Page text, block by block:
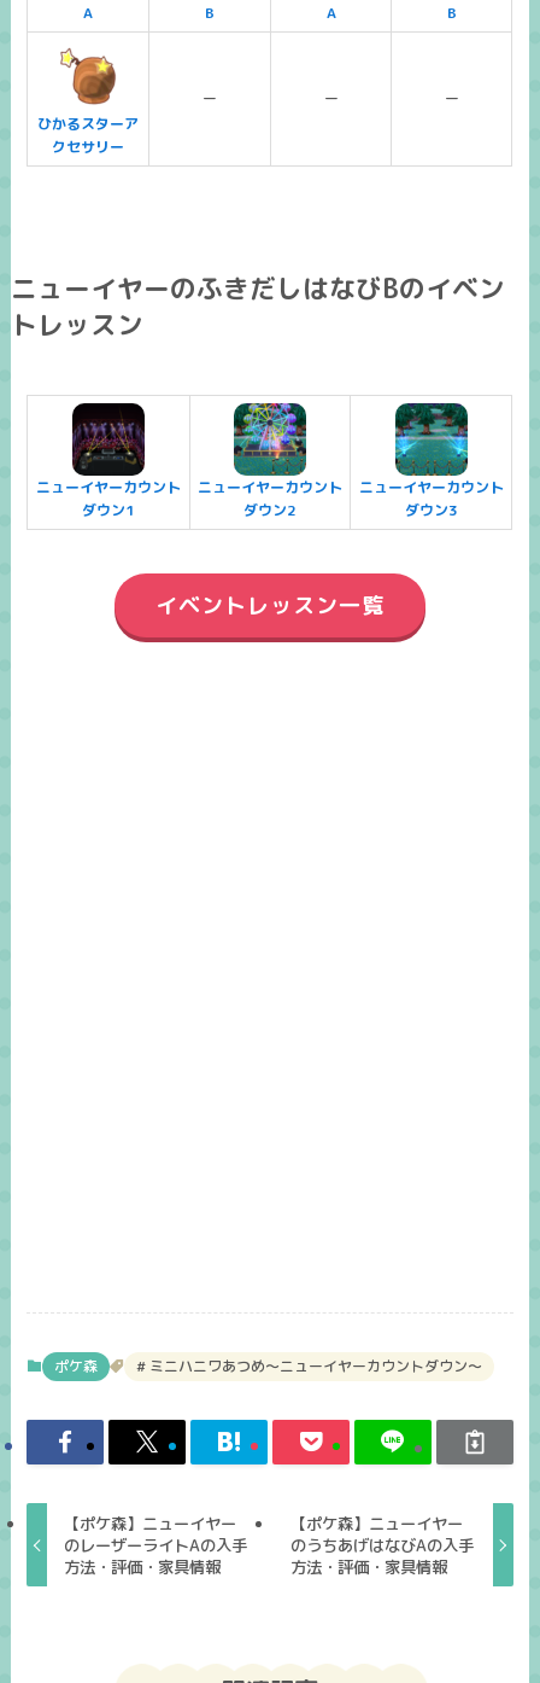
A
B
A
B
ひかるスターア
クセサリー
ー ー ー
ニューイヤーのふきだしはなびBのイベン
トレッスン
ニューイヤーカウント
ダウン1
ニューイヤーカウント
ダウン2
ニューイヤーカウント
ダウン3
イベントレッスン一覧
ポケ森 ミニハニワあつめ～ニューイヤーカウントダウン～
【ポケ森】ニューイヤー
のレーザーライトAの入手
方法・評価・家具情報
【ポケ森】ニューイヤー
のうちあげはなびAの入手
方法・評価・家具情報